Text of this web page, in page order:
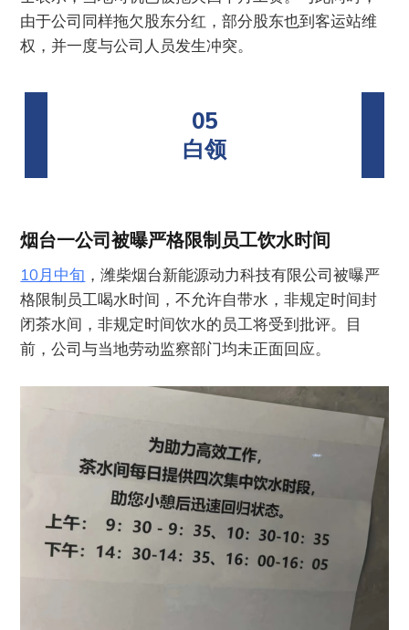
由于公司同样拖欠股东分红，部分股东也到客运站维
权，并一度与公司人员发生冲突。
05
白领
烟台一公司被曝严格限制员工饮水时间
10月中旬 ，潍柴烟台新能源动力科技有限公司被曝严
格限制员工喝水时间，不允许自带水，非规定时间封
闭茶水间，非规定时间饮水的员工将受到批评。目
前，公司与当地劳动监察部门均未正面回应。